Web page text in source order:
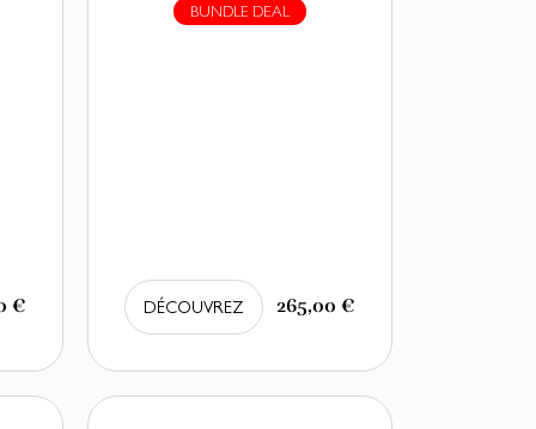
€
BUNDLE DEAL
DÉCOUVREZ 265,00 €